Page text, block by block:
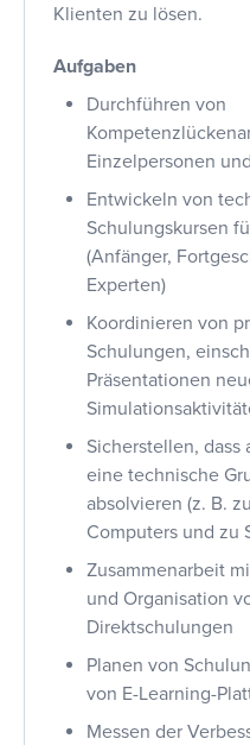
Klienten zu lösen.
Aufgaben
Durchführen von
Einzelpersonen
Entwickeln von
Schulungskursen
(Anfänger,
Experten)
Koordinieren von
Schulungen,
Präsentationen
Sicherstellen,
eine technische
absolvieren (z. B.
Computers und zu
Zusammenarbeit
und Organisation
Direktschulungen
Planen von
von E-Learning-
Messen der